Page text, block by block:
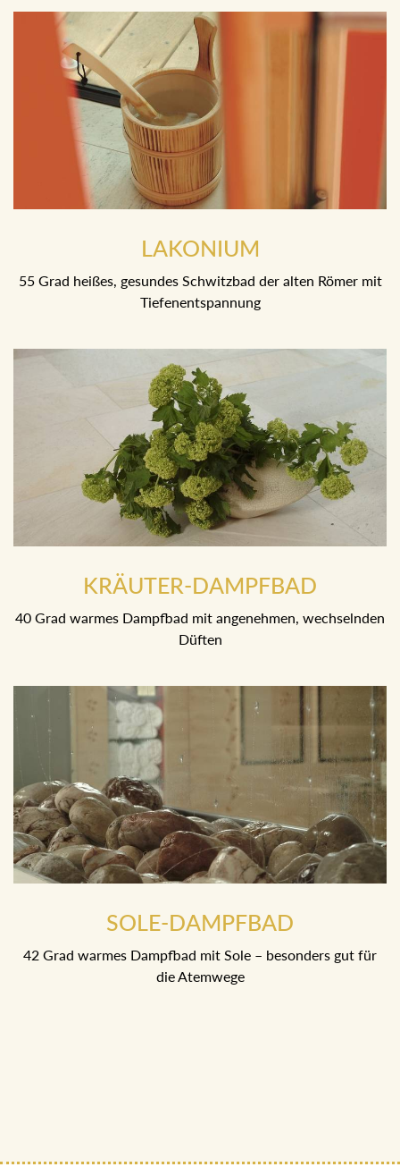
LAKONIUM
55 Grad heißes, gesundes Schwitzbad der alten Römer mit
Tiefenentspannung
KRÄUTER-DAMPFBAD
40 Grad warmes Dampfbad mit angenehmen, wechselnden
Düften
SOLE-DAMPFBAD
42 Grad warmes Dampfbad mit Sole – besonders gut für
die Atemwege